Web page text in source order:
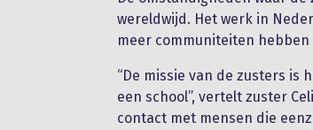
wereldwijd. Het werk in
meer communiteiten hebben
“De missie van de zusters is
een school”, vertelt zuster
contact met mensen die